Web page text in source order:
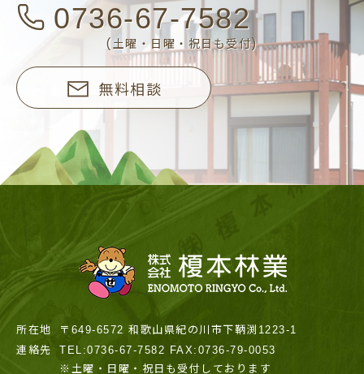
0736-67-7582
(土曜・日曜・祝日も受付)
無料相談
所在地
〒649-6572 和歌山県紀の川市下鞆渕1223-1
連絡先
TEL:0736-67-7582 FAX:0736-79-0053
※土曜・日曜・祝日も受付しております